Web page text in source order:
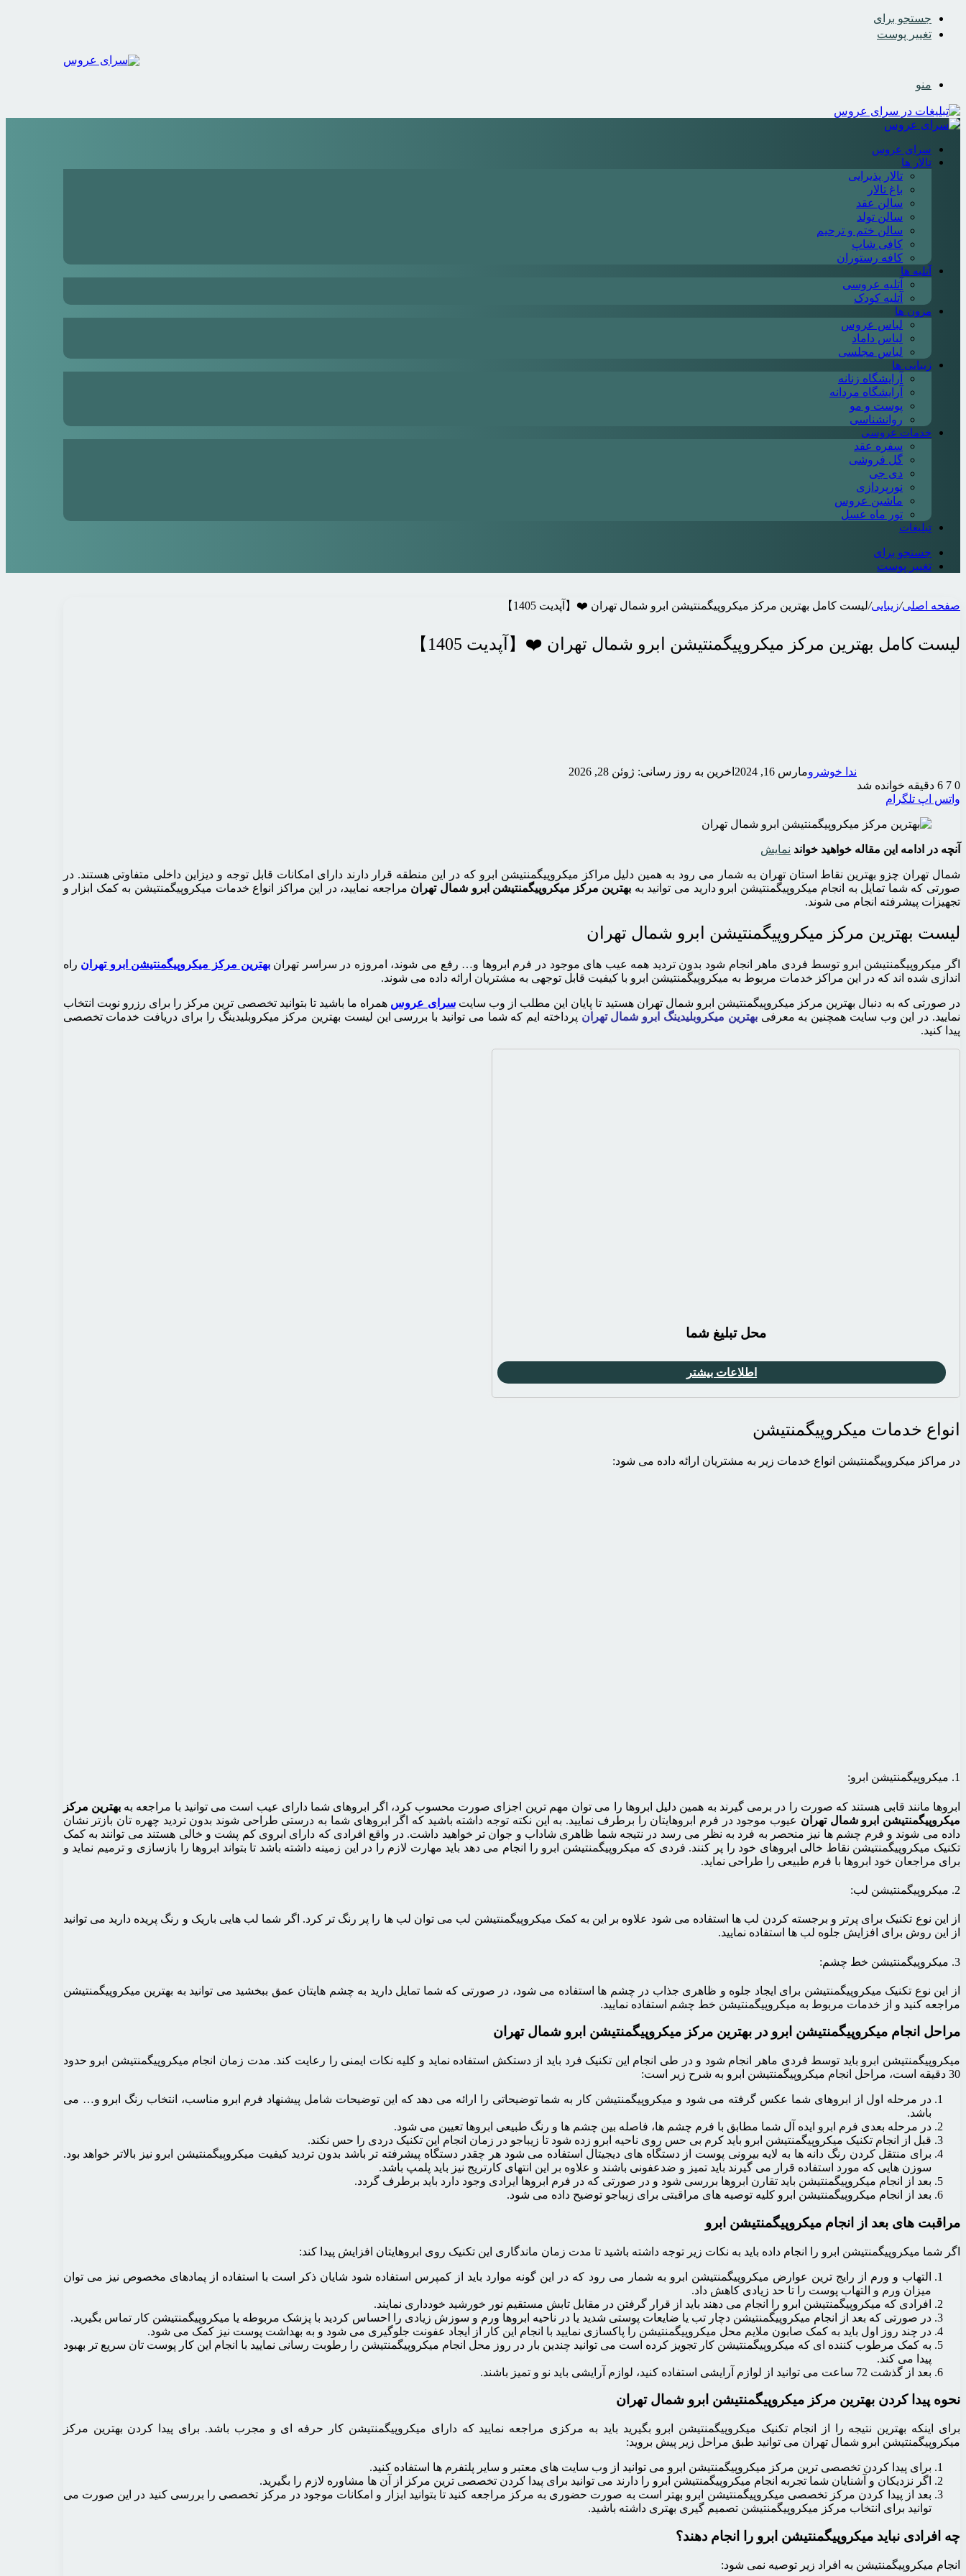
جستجو برای
تغییر پوست
منو
سرای عروس
تالار ها
تالار پذیرایی
باغ تالار
سالن عقد
سالن تولد
سالن ختم و ترحیم
کافی شاپ
کافه رستوران
آتلیه ها
آتلیه عروسی
آتلیه کودک
مزون ها
لباس عروس
لباس داماد
لباس مجلسی
زیبایی ها
آرایشگاه زنانه
آرایشگاه مردانه
پوست و مو
روانشناسی
خدمات عروسی
سفره عقد
گل فروشی
دی جی
نورپردازی
ماشین عروس
تور ماه عسل
تبلیغات
جستجو برای
تغییر پوست
صفحه اصلی/زیبایی/لیست کامل بهترین مرکز میکروپیگمنتیشن ابرو شمال تهران ❤️【آپدیت 1405】
لیست کامل بهترین مرکز میکروپیگمنتیشن ابرو شمال تهران ❤️【آپدیت 1405】
ندا خوشرومارس 16, 2024
اخرین به روز رسانی: ژوئن 28, 2026
0
6 دقیقه خوانده شد
واتس اپ تلگرام
آنچه در ادامه این مقاله خواهید خواند نمایش
شمال تهران چزو بهترین نقاط استان تهران به شمار می رود به همین دلیل مراکز میکروپیگمنتیشن ابرو که در این منطقه قرار دارند دارای امکانات قابل توجه و دیزاین داخلی متفاوتی هستند. در
صورتی که شما تمایل به انجام میکروپیگمنتیشن ابرو دارید می توانید به بهترین مرکز میکروپیگمنتیشن ابرو شمال تهران مراجعه نمایید، در این مراکز انواع خدمات میکروپیگمنتیشن به کمک ابزار و
تجهیزات پیشرفته انجام می شوند.
لیست بهترین مرکز میکروپیگمنتیشن ابرو شمال تهران
اگر میکروپیگمنتیشن ابرو توسط فردی ماهر انجام شود بدون تردید همه عیب های موجود در فرم ابروها و… رفع می شوند، امروزه در سراسر تهرانبهترین مرکز میکروپیگمنتیشن ابرو تهران راه
اندازی شده اند که در این مراکز خدمات مربوط به میکروپیگمنتیشن ابرو با کیفیت قابل توجهی به مشتریان ارائه داده می شوند.
در صورتی که به دنبال بهترین مرکز میکروپیگمنتیشن ابرو شمال تهران هستید تا پایان این مطلب از وب سایتسرای عروس همراه ما باشید تا بتوانید تخصصی ترین مرکز را برای رزرو نوبت انتخاب
نمایید. در این وب سایت همچنین به معرفیبهترین میکروبلیدینگ ابرو شمال تهران پرداخته ایم که شما می توانید با بررسی این لیست بهترین مرکز میکروبلیدینگ را برای دریافت خدمات تخصصی
پیدا کنید.
محل تبلیغ شما
اطلاعات بیشتر
انواع خدمات میکروپیگمنتیشن
در مراکز میکروپیگمنتیشن انواع خدمات زیر به مشتریان ارائه داده می شود:
1. میکروپیگمنتیشن ابرو:
ابروها مانند قابی هستند که صورت را در برمی گیرند به همین دلیل ابروها را می توان مهم ترین اجزای صورت محسوب کرد، اگر ابروهای شما دارای عیب است می توانید با مراجعه بهبهترین مرکز
میکروپیگمنتیشن ابرو شمال تهران عیوب موجود در فرم ابروهایتان را برطرف نمایید. به این نکته توجه داشته باشید که اگر ابروهای شما به درستی طراحی شوند بدون تردید چهره تان بازتر نشان
داده می شوند و فرم چشم ها نیز منحصر به فرد به نظر می رسد در نتیجه شما ظاهری شاداب و جوان تر خواهید داشت. در واقع افرادی که دارای ابروی کم پشت و خالی هستند می توانند به کمک
تکنیک میکروپیگمنتیشن نقاط خالی ابروهای خود را پر کنند. فردی که میکروپیگمنتیشن ابرو را انجام می دهد باید مهارت لازم را در این زمینه داشته باشد تا بتواند ابروها را بازسازی و ترمیم نماید و
برای مراجعان خود ابروها با فرم طبیعی را طراحی نماید.
2. میکروپیگمنتیشن لب:
از این نوع تکنیک برای پرتر و برجسته کردن لب ها استفاده می شود علاوه بر این به کمک میکروپیگمنتیشن لب می توان لب ها را پر رنگ تر کرد. اگر شما لب هایی باریک و رنگ پریده دارید می توانید
از این روش برای افزایش جلوه لب ها استفاده نمایید.
3. میکروپیگمنتیشن خط چشم:
از این نوع تکنیک میکروپیگمنتیشن برای ایجاد جلوه و ظاهری جذاب در چشم ها استفاده می شود، در صورتی که شما تمایل دارید به چشم هایتان عمق ببخشید می توانید به بهترین میکروپیگمنتیشن
مراجعه کنید و از خدمات مربوط به میکروپیگمنتیشن خط چشم استفاده نمایید.
مراحل انجام میکروپیگمنتیشن ابرو در بهترین مرکز میکروپیگمنتیشن ابرو شمال تهران
میکروپیگمنتیشن ابرو باید توسط فردی ماهر انجام شود و در طی انجام این تکنیک فرد باید از دستکش استفاده نماید و کلیه نکات ایمنی را رعایت کند. مدت زمان انجام میکروپیگمنتیشن ابرو حدود
30 دقیقه است، مراحل انجام میکروپیگمنتیشن ابرو به شرح زیر است:
در مرحله اول از ابروهای شما عکس گرفته می شود و میکروپیگمنتیشن کار به شما توضیحاتی را ارائه می دهد که این توضیحات شامل پیشنهاد فرم ابرو مناسب، انتخاب رنگ ابرو و… می
باشد.
در مرحله بعدی فرم ابرو ایده آل شما مطابق با فرم چشم ها، فاصله بین چشم ها و رنگ طبیعی ابروها تعیین می شود.
قبل از انجام تکنیک میکروپیگمنتیشن ابرو باید کرم بی حس روی ناحیه ابرو زده شود تا زیباجو در زمان انجام این تکنیک دردی را حس نکند.
برای منتقل کردن رنگ دانه ها به لایه بیرونی پوست از دستگاه های دیجیتال استفاده می شود هر چقدر دستگاه پیشرفته تر باشد بدون تردید کیفیت میکروپیگمنتیشن ابرو نیز بالاتر خواهد بود.
سوزن هایی که مورد استفاده قرار می گیرند باید تمیز و ضدعفونی باشند و علاوه بر این انتهای کارتریج نیز باید پلمپ باشد.
بعد از انجام میکروپیگمنتیشن باید تقارن ابروها بررسی شود و در صورتی که در فرم ابروها ایرادی وجود دارد باید برطرف گردد.
بعد از انجام میکروپیگمنتیشن ابرو کلیه توصیه های مراقبتی برای زیباجو توضیح داده می شود.
مراقبت های بعد از انجام میکروپیگمنتیشن ابرو
اگر شما میکروپیگمنتیشن ابرو را انجام داده باید به نکات زیر توجه داشته باشید تا مدت زمان ماندگاری این تکنیک روی ابروهایتان افزایش پیدا کند:
التهاب و ورم از رایج ترین عوارض میکروپیگمنتیشن ابرو به شمار می رود که در این گونه موارد باید از کمپرس استفاده شود شایان ذکر است با استفاده از پمادهای مخصوص نیز می توان
میزان ورم و التهاب پوست را تا حد زیادی کاهش داد.
افرادی که میکروپیگمنتیشن ابرو را انجام می دهند باید از قرار گرفتن در مقابل تابش مستقیم نور خورشید خودداری نمایند.
در صورتی که بعد از انجام میکروپیگمنتیشن دچار تب یا ضایعات پوستی شدید یا در ناحیه ابروها ورم و سوزش زیادی را احساس کردید با پزشک مربوطه یا میکروپیگمنتیشن کار تماس بگیرید.
در چند روز اول باید به کمک صابون ملایم محل میکروپیگمنتیشن را پاکسازی نمایید با انجام این کار از ایجاد عفونت جلوگیری می شود و به بهداشت پوست نیز کمک می شود.
به کمک مرطوب کننده ای که میکروپیگمنتیشن کار تجویز کرده است می توانید چندین بار در روز محل انجام میکروپیگمنتیشن را رطوبت رسانی نمایید با انجام این کار پوست تان سریع تر بهبود
پیدا می کند.
بعد از گذشت 72 ساعت می توانید از لوازم آرایشی استفاده کنید، لوازم آرایشی باید نو و تمیز باشند.
نحوه پیدا کردن بهترین مرکز میکروپیگمنتیشن ابرو شمال تهران
برای اینکه بهترین نتیجه را از انجام تکنیک میکروپیگمنتیشن ابرو بگیرید باید به مرکزی مراجعه نمایید که دارای میکروپیگمنتیشن کار حرفه ای و مجرب باشد. برای پیدا کردن بهترین مرکز
میکروپیگمنتیشن ابرو شمال تهران می توانید طبق مراحل زیر پیش بروید:
برای پیدا کردن تخصصی ترین مرکز میکروپیگمنتیشن ابرو می توانید از وب سایت های معتبر و سایر پلتفرم ها استفاده کنید.
اگر نزدیکان و آشنایان شما تجربه انجام میکروپیگمنتیشن ابرو را دارند می توانید برای پیدا کردن تخصصی ترین مرکز از آن ها مشاوره لازم را بگیرید.
بعد از پیدا کردن مرکز تخصصی میکروپیگمنتیشن ابرو بهتر است به صورت حضوری به مرکز مراجعه کنید تا بتوانید ابزار و امکانات موجود در مرکز تخصصی را بررسی کنید در این صورت می
توانید برای انتخاب مرکز میکروپیگمنتیشن تصمیم گیری بهتری داشته باشید.
چه افرادی نباید میکروپیگمنتیشن ابرو را انجام دهند؟
انجام میکروپیگمنتیشن به افراد زیر توصیه نمی شود: